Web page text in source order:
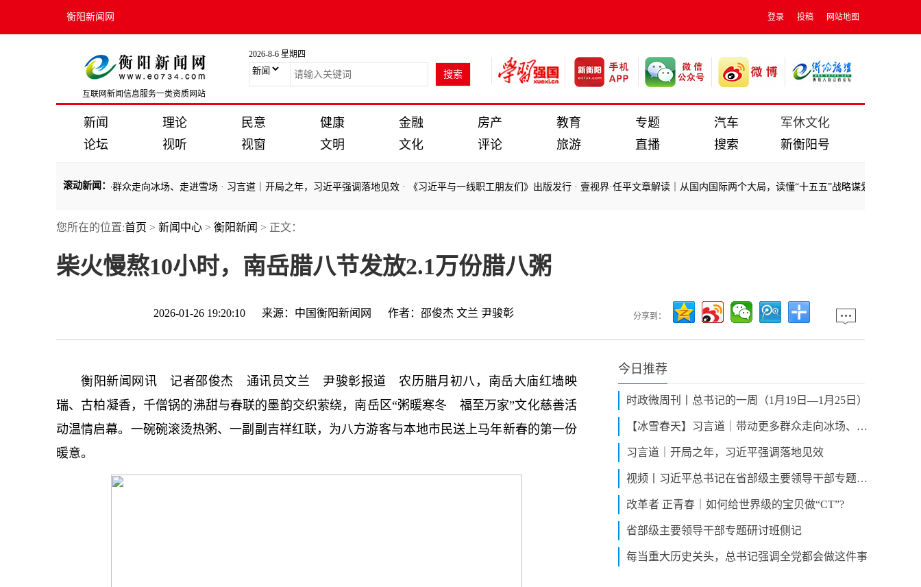
衡阳新闻网 登录 投稿 网站地图
互联网新闻信息服务一类资质网站
2026-8-6 星期四
新闻 理论 民意 健康 金融 房产 教育 专题 汽车
军休文化
论坛
视听 视窗 文明 文化 评论 旅游 直播 搜索 新衡阳号
滚动新闻 ：
习言道｜带动更多群众走向冰场、走进雪场·习言道｜开局之年，习近平强调落地见效·《习近平与一线职工朋友们》出版发行·壹视界·任平文章解读｜从国内国际两个大局，读懂“十五五”战略谋划·近镜头 ｜ 习
习言道｜带动更多群众走向冰场、走进雪场 · 习言道｜开局之年，习近平强调落地见效
您所在的位置:首页 > 新闻中心 > 衡阳新闻 > 正文：
柴火慢熬10小时，南岳腊八节发放2.1万份腊八粥
2026-01-26 19:20:10 来源： 中国衡阳新闻网 作者：邵俊杰 文兰 尹骏彰 分享到：
衡阳新闻网讯 记者邵俊杰 通讯员文兰 尹骏彰报道 农历腊月初八，南岳大庙红墙映
瑞、古柏凝香，千僧锅的沸甜与春联的墨韵交织萦绕，南岳区“粥暖寒冬 福至万家”文化慈善活
动温情启幕。一碗碗滚烫热粥、一副副吉祥红联，为八方游客与本地市民送上马年新春的第一份
暖意。
今日推荐
时政微周刊丨总书记的一周（1月19日—1月25日）
【冰雪春天】习言道｜带动更多群众走向冰场、走进雪场
习言道｜开局之年，习近平强调落地见效
视频丨习近平总书记在省部级主要领导干部专题研讨班开班式上的重要讲话引发热烈反响
改革者 正青春｜如何给世界级的宝贝做“CT”?
省部级主要领导干部专题研讨班侧记
每当重大历史关头，总书记强调全党都会做这件事